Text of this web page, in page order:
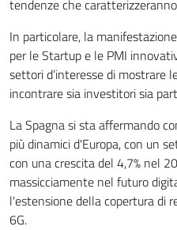
tendenze che
In particolare, la
per le Startup e le PMI
settori d’interesse di mostrare
incontrare sia investitori sia
La Spagna si sta affermando
più dinamici d'Europa, con un
con una crescita del 4,7% nel
massicciamente nel futuro
l'estensione della copertura di
6G.